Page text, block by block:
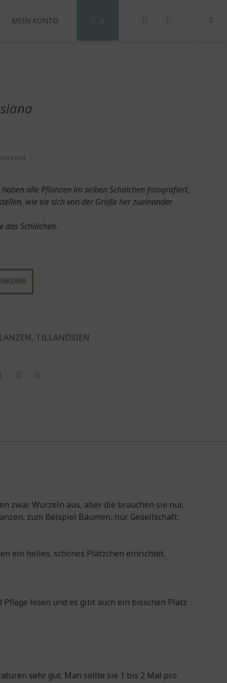
MEIN KONTO 0
Versand
alle Pflanzen im selben Schälchen fotografiert,
wie sie sich von der Größe her zueinander
das Schälchen.
, TILLANDSIEN
zwar Wurzeln aus, aber die brauchen sie nur,
zum Beispiel Bäumen, nur Gesellschaft,
ein helles, schönes Plätzchen einrichtet.
lesen und es gibt auch ein bisschen Platz
sehr gut. Man sollte sie 1 bis 2 Mal pro